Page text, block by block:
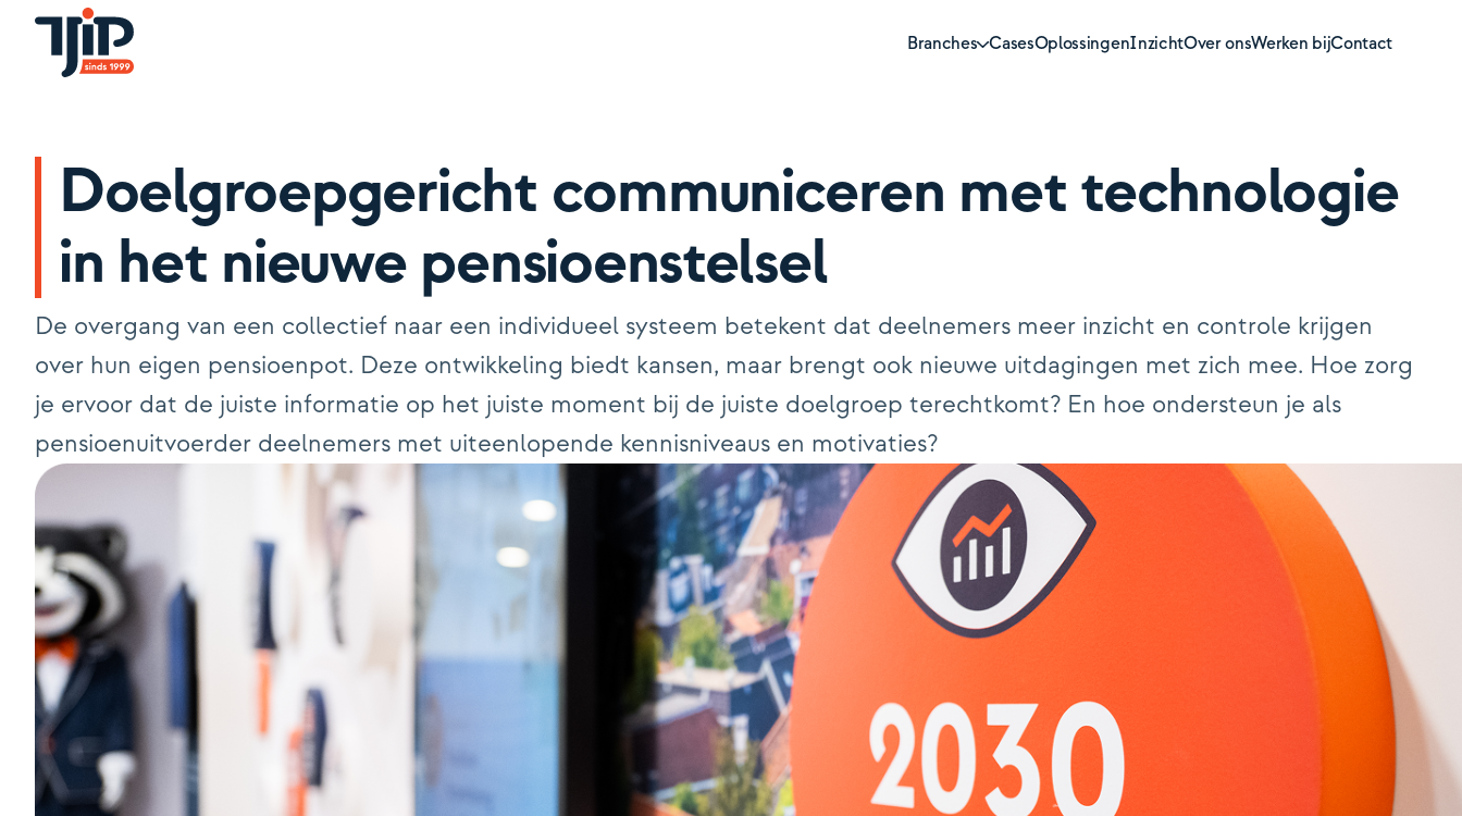
Branches
Hypotheken
Verzekeren
Vermogensbeheer
CasesOplossingenInzichtOver onsWerken bijContact
Doelgroepgericht communiceren met technologie
in het nieuwe pensioenstelsel
De overgang van een collectief naar een individueel systeem betekent dat deelnemers meer inzicht en controle krijgen
over hun eigen pensioenpot. Deze ontwikkeling biedt kansen, maar brengt ook nieuwe uitdagingen met zich mee. Hoe zorg
je ervoor dat de juiste informatie op het juiste moment bij de juiste doelgroep terechtkomt? En hoe ondersteun je als
pensioenuitvoerder deelnemers met uiteenlopende kennisniveaus en motivaties?